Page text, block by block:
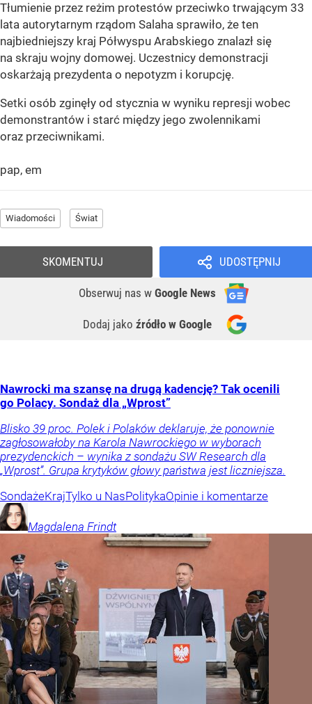
Tłumienie przez reżim protestów przeciwko trwającym 33
lata autorytarnym rządom Salaha sprawiło, że ten
najbiedniejszy kraj Półwyspu Arabskiego znalazł się
na skraju wojny domowej. Uczestnicy demonstracji
oskarżają prezydenta o nepotyzm i korupcję.
Setki osób zginęły od stycznia w wyniku represji wobec
demonstrantów i starć między jego zwolennikami
oraz przeciwnikami.
pap, em
Wiadomości Świat
UDOSTĘPNIJ
Obserwuj nas w Google News
Dodaj jako źródło w Google
SKOMENTUJ
Nawrocki ma szansę na drugą kadencję? Tak ocenili
go Polacy. Sondaż dla „Wprost”
Blisko 39 proc. Polek i Polaków deklaruje, że ponownie
zagłosowałoby na Karola Nawrockiego w wyborach
prezydenckich – wynika z sondażu SW Research dla
„Wprost”. Grupa krytyków głowy państwa jest liczniejsza.
SondażeKrajTylko u NasPolitykaOpinie i komentarze
Magdalena Frindt